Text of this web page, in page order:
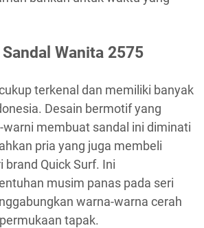
Wanita 2575
terkenal dan memiliki banyak
Desain bermotif yang
membuat sandal ini diminati
pria yang juga membeli
brand Quick Surf. Ini
musim panas pada seri
warna-warna cerah
tapak.